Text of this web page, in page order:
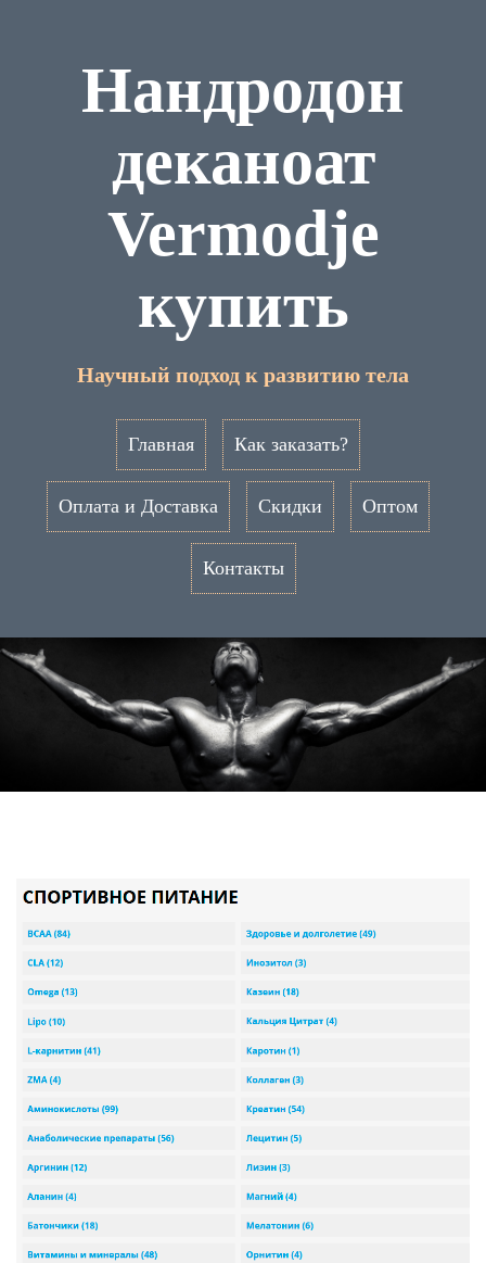
Нандродон
деканоат
Vermodje
купить
Научный подход к развитию тела
Главная Как заказать?
Оплата и Доставка Скидки Оптом
Контакты